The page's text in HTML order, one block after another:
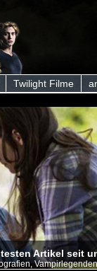
Twilight Filme
Artikel seit